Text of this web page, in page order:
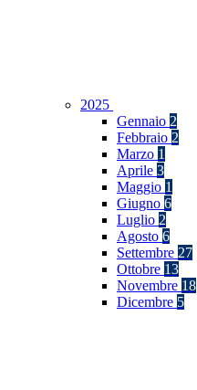
2025
Gennaio 2
Febbraio 2
Marzo 1
Aprile 3
Maggio 1
Giugno 6
Luglio 2
Agosto 6
Settembre 27
Ottobre 13
Novembre 18
Dicembre 5